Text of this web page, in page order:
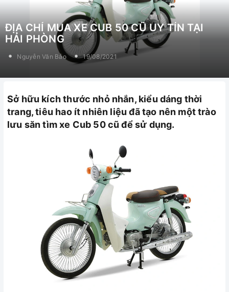
ĐỊA CHỈ MUA XE CUB 50 CŨ UY TÍN TẠI
HẢI PHÒNG
Nguyễn Văn Bảo 19/08/2021
Sở hữu kích thước nhỏ nhắn, kiểu dáng thời
trang, tiêu hao ít nhiên liệu đã tạo nên một trào
lưu săn tìm xe Cub 50 cũ để sử dụng.